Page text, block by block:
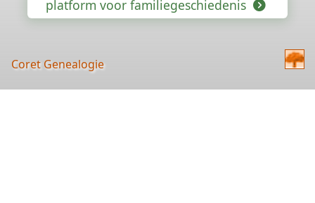
platform voor familiegeschiedenis
Coret Genealogie